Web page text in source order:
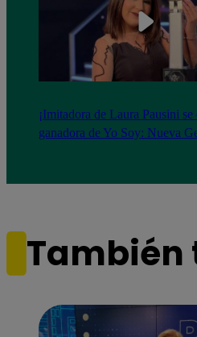
¡Imitadora de Laura Pausini se
ganadora de Yo Soy: Nueva
También